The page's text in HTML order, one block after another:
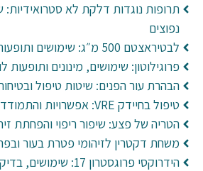
תרופות נוגדות דלקת לא סטרואידיות:
נפוצים
לבטיראצטם 500 מ״ג: שימושים ותופעות לוואי
פרוגילוטון: שימושים, מינונים ותופעות
הבהרת עור הפנים: שיטות טיפול
טיפול בחיידק VRE: אפשרויות והתמודדות בבתי חולים
הטריה של פצע: שיפור ריפוי והפחתת
משחת דקטרין לזיהומי פטרת בעור
הידרוקסי פרוגסטרון 17: שימושים, בדיקות ובטיחות בהריון